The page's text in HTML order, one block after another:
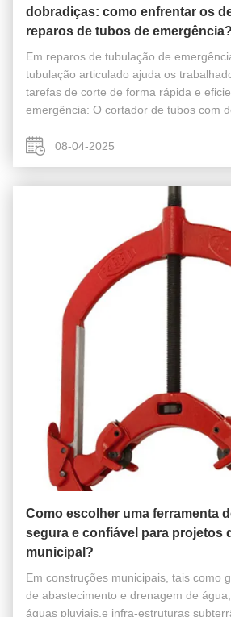
dobradiças: como enfrentar os
reparos de tubos de emergência?
Em reparos de tubulação de
tubulação articulado ajuda os
tarefas de corte de forma rápida e
emergência: O cortador de tubos com
precisão: suas quatro l...
08-04-2025
Como escolher uma ferramenta
segura e confiável para projetos
municipal?
Em construções municipais, tais como
de abastecimento e drenagem de
águas pluviais,e infra-estruturas